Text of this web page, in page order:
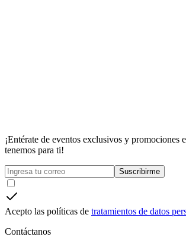
¡Entérate de eventos exclusivos y promociones
tenemos para ti!
Suscribirme
Acepto las políticas de tratamientos de datos
Contáctanos